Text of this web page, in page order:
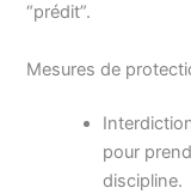
“prédit”.
Mesures de
pour
discipline.